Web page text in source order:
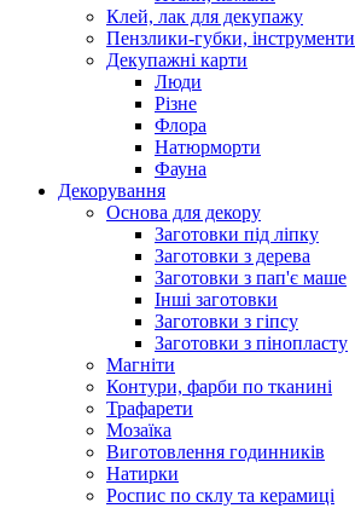
Клей, лак для декупажу
Пензлики-губки, інструменти
Декупажні карти
Люди
Різне
Флора
Натюрморти
Фауна
Декорування
Основа для декору
Заготовки під ліпку
Заготовки з дерева
Заготовки з пап'є маше
Інші заготовки
Заготовки з гіпсу
Заготовки з пінопласту
Магніти
Контури, фарби по тканині
Трафарети
Мозаїка
Виготовлення годинників
Натирки
Роспис по склу та керамиці